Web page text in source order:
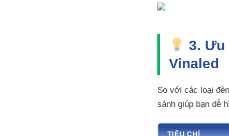
3. Ưu
Vinaled
So với các loại
sánh giúp bạn dễ
TIÊU CHÍ